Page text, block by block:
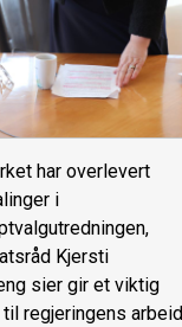
har overlevert
i
Kjersti
sier gir et viktig
til regjeringens arbeid